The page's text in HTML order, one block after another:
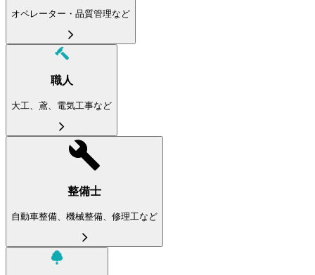
オペレーター・品質管理など
職人
大工、鳶、電気工事など
整備士
自動車整備、機械整備、修理工など